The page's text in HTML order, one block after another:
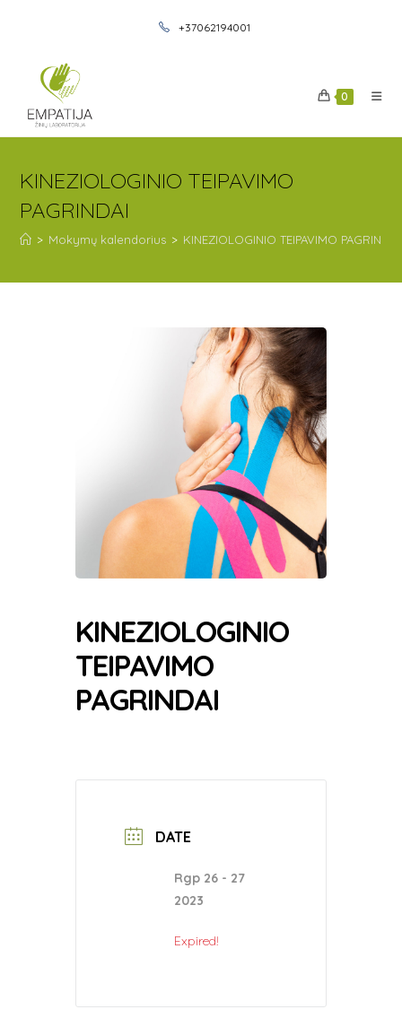
+37062194001
0
KINEZIOLOGINIO TEIPAVIMO
PAGRINDAI
> Mokymų kalendorius > KINEZIOLOGINIO TEIPAVIMO PAGRINDAI
KINEZIOLOGINIO
TEIPAVIMO
PAGRINDAI
DATE
Rgp 26 - 27
2023
Expired!